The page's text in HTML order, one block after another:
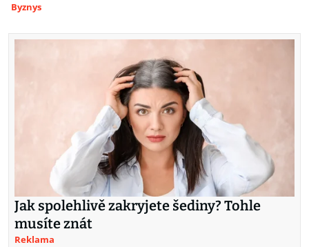
Byznys
Jak spolehlivě zakryjete šediny? Tohle
musíte znát
Reklama